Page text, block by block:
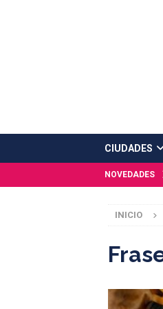
CIUDADES
NOVEDADES
INICIO